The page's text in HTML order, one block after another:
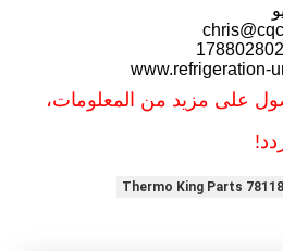
على مزيد من المعلومات،
781185 Thermo